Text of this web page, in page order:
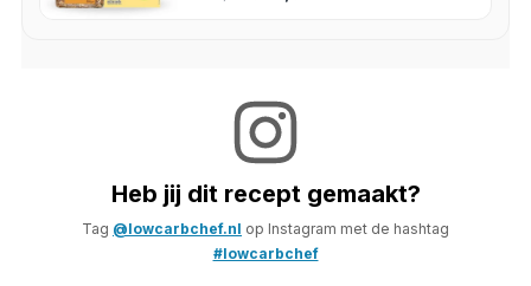
Heb jij dit recept gemaakt?
Tag @lowcarbchef.nl op Instagram met de hashtag
#lowcarbchef